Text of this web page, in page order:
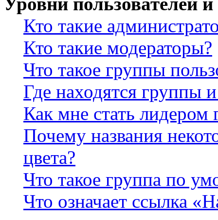
Кто такие
Кто такие модераторы?
Что такое группы
Где находятся группы
Как мне стать лидером
Почему названия
цвета?
Что такое группа по
Что означает ссылка